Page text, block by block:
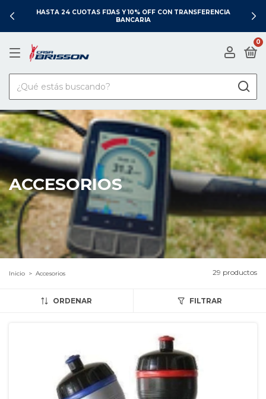
HASTA 24 CUOTAS FIJAS Y 10% OFF CON TRANSFERENCIA
BANCARIA
0
ACCESORIOS
Inicio > Accesorios 29 productos
ORDENAR FILTRAR